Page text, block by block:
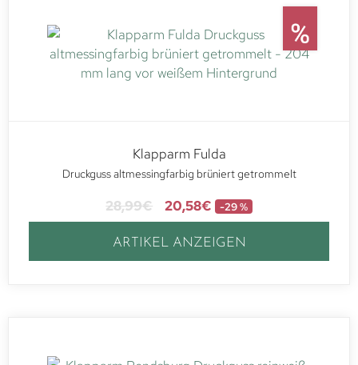
Klapparm Fulda
Druckguss altmessingfarbig brüniert getrommelt
28,99€ 20,58€ -29 %
ARTIKEL ANZEIGEN